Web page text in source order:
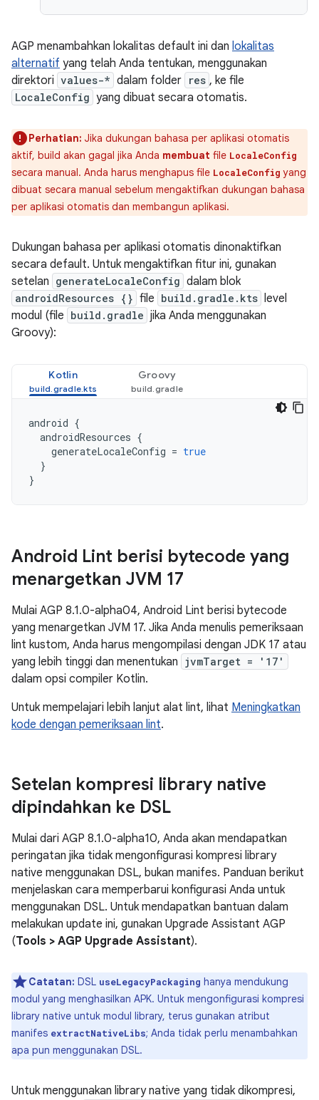
AGP menambahkan lokalitas default ini dan lokalitas
alternatif yang telah Anda tentukan, menggunakan
direktori values-* dalam folder res , ke file
LocaleConfig yang dibuat secara otomatis.
Perhatian: Jika dukungan bahasa per aplikasi otomatis
aktif, build akan gagal jika Anda membuat file LocaleConfig
secara manual. Anda harus menghapus file LocaleConfig yang
dibuat secara manual sebelum mengaktifkan dukungan bahasa
per aplikasi otomatis dan membangun aplikasi.
Dukungan bahasa per aplikasi otomatis dinonaktifkan
secara default. Untuk mengaktifkan fitur ini, gunakan
setelan generateLocaleConfig dalam blok
androidResources {} file build.gradle.kts level
modul (file build.gradle jika Anda menggunakan
Groovy):
Kotlin Groovy
android {
androidResources {
generateLocaleConfig = true
}
}
Android Lint berisi bytecode yang
menargetkan JVM 17
Mulai AGP 8.1.0-alpha04, Android Lint berisi bytecode
yang menargetkan JVM 17. Jika Anda menulis pemeriksaan
lint kustom, Anda harus mengompilasi dengan JDK 17 atau
yang lebih tinggi dan menentukan jvmTarget = '17'
dalam opsi compiler Kotlin.
Untuk mempelajari lebih lanjut alat lint, lihat Meningkatkan
kode dengan pemeriksaan lint.
Setelan kompresi library native
dipindahkan ke DSL
Mulai dari AGP 8.1.0-alpha10, Anda akan mendapatkan
peringatan jika tidak mengonfigurasi kompresi library
native menggunakan DSL, bukan manifes. Panduan berikut
menjelaskan cara memperbarui konfigurasi Anda untuk
menggunakan DSL. Untuk mendapatkan bantuan dalam
melakukan update ini, gunakan Upgrade Assistant AGP
(Tools > AGP Upgrade Assistant).
Catatan: DSL useLegacyPackaging hanya mendukung
modul yang menghasilkan APK. Untuk mengonfigurasi kompresi
library native untuk modul library, terus gunakan atribut
manifes extractNativeLibs; Anda tidak perlu menambahkan
apa pun menggunakan DSL.
Untuk menggunakan library native yang tidak dikompresi,